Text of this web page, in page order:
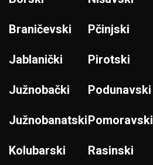
Braničevski
Jablanički
Južnobački
Južnobanatski
Kolubarski
Pčinjski
Pirotski
Podunavski
Pomoravski
Rasinski